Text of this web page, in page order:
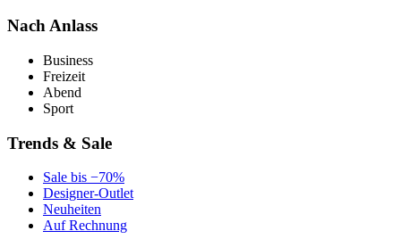
Nach Anlass
Business
Freizeit
Abend
Sport
Trends & Sale
Sale bis −70%
Designer-Outlet
Neuheiten
Auf Rechnung